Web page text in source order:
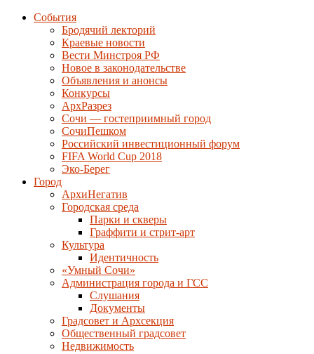
События
Бродячий лекторий
Краевые новости
Вести Минстроя РФ
Новое в законодательстве
Объявления и анонсы
Конкурсы
АрхРазрез
Сочи — гостеприимный город
СочиПешком
Российский инвестиционный форум
FIFA World Cup 2018
Эко-Берег
Город
АрхиНегатив
Городская среда
Парки и скверы
Граффити и стрит-арт
Культура
Идентичность
«Умный Сочи»
Администрация города и ГСС
Слушания
Документы
Градсовет и Архсекция
Общественный градсовет
Недвижимость